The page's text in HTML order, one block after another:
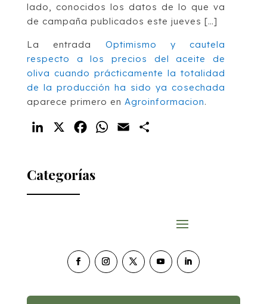
lado, conocidos los datos de lo que va
de campaña publicados este jueves […]
La entrada Optimismo y cautela
respecto a los precios del aceite de
oliva cuando prácticamente la totalidad
de la producción ha sido ya cosechada
aparece primero en Agroinformacion.
LinkedIn FacebookWhatsApp
Email
Categorías